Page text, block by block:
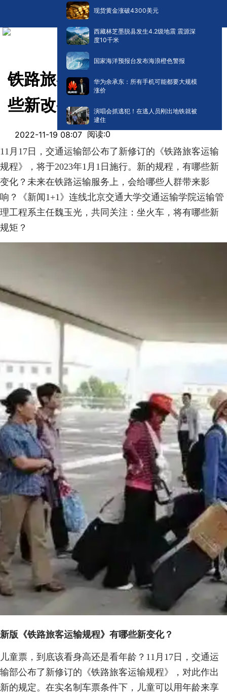
现货黄金涨破4300美元
西藏林芝墨脱县发生4.2级地震 震源深
度10千米
国家海洋预报台发布海浪橙色警报
华为余承东：所有手机可能都要大规模
涨价
演唱会抓逃犯！在逃人员刚出地铁就被
逮住
铁路旅客运输新规程，带来哪
些新改变？
2022-11-19 08:07 阅读:0
11月17日，交通运输部公布了新修订的《铁路旅客运输
规程》，将于2023年1月1日施行。新的规程，有哪些新
变化？未来在铁路运输服务上，会给哪些人群带来影
响？《新闻1+1》连线北京交通大学交通运输学院运输管
理工程系主任魏玉光，共同关注：坐火车，将有哪些新
规矩？
新版《铁路旅客运输规程》有哪些新变化？
儿童票，到底该看身高还是看年龄？11月17日，交通运
输部公布了新修订的《铁路旅客运输规程》，对此作出
新的规定。在实名制车票条件下，儿童可以用年龄来享